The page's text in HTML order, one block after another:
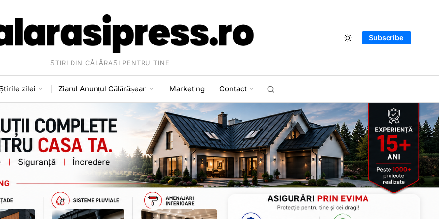
ȘTIRI DIN CĂLĂRAȘI PENTRU TINE
Subscribe
zilei Ziarul Anunțul Călărășean Marketing Contact